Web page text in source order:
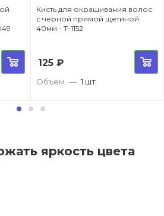
Кисть для окрашивания волос
с черной прямой щетиной
40мм - T-1152
125₽
Объем — 1 шт
яркость цвета